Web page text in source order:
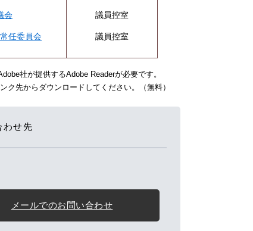
会
任委員会
議員控室
議員控室
社が提供するAdobe Readerが必要です。
ク先からダウンロードしてください。（無料）
わせ先
メールでのお問い合わせ